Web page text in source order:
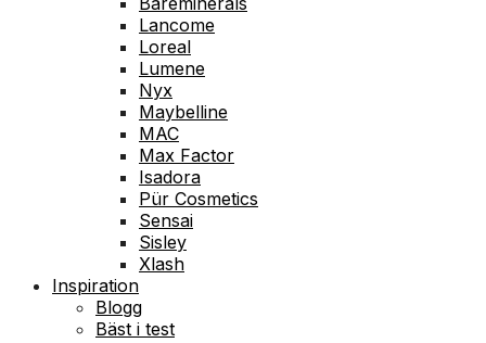
Lancome
Loreal
Lumene
Nyx
Maybelline
MAC
Max Factor
Isadora
Pür Cosmetics
Sensai
Sisley
Xlash
Inspiration
Blogg
Bäst i test